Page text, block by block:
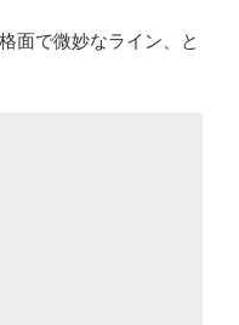
面で微妙なライン、と